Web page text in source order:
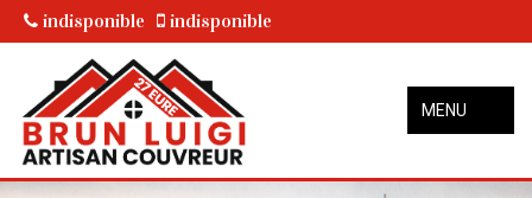
indisponible indisponible
MENU